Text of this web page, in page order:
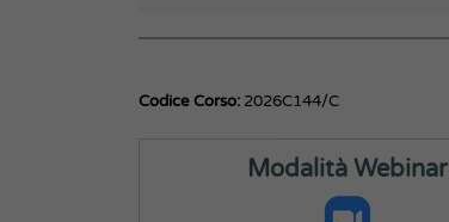
Codice Corso: 2026C144/C
Modalità Webinar